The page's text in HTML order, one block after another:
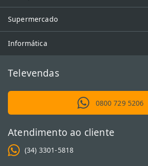
Supermercado
Informática
Televendas
0800 729 5206
Atendimento ao cliente
(34) 3301-5818